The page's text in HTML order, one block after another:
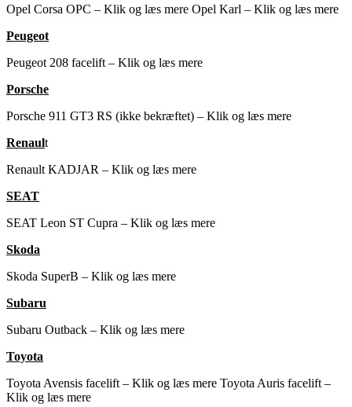
Opel Corsa OPC – Klik og læs mere Opel Karl – Klik og læs mere
Peugeot
Peugeot 208 facelift – Klik og læs mere
Porsche
Porsche 911 GT3 RS (ikke bekræftet) – Klik og læs mere
Renault
Renault KADJAR – Klik og læs mere
SEAT
SEAT Leon ST Cupra – Klik og læs mere
Skoda
Skoda SuperB – Klik og læs mere
Subaru
Subaru Outback – Klik og læs mere
Toyota
Toyota Avensis facelift – Klik og læs mere Toyota Auris facelift –
Klik og læs mere